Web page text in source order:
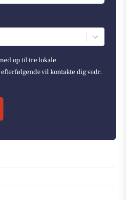
op til tre lokale
vil kontakte dig vedr.